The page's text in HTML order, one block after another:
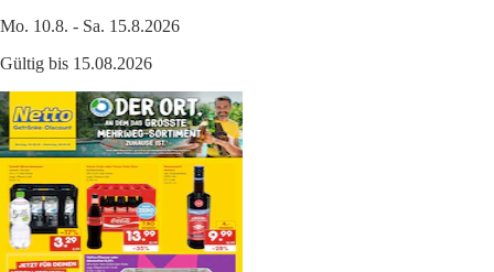
Mo. 10.8. - Sa. 15.8.2026
Gültig bis 15.08.2026